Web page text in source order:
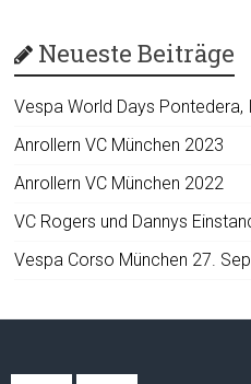
Neueste Beiträge
Vespa World Days Pontedera,
Anrollern VC München 2023
Anrollern VC München 2022
VC Rogers und Dannys
Vespa Corso München 27.